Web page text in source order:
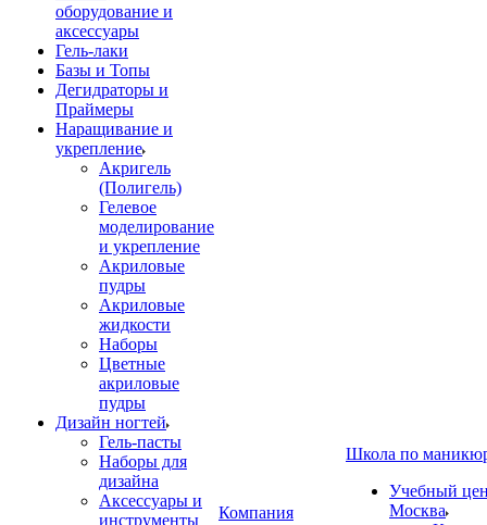
оборудование и
аксессуары
Гель-лаки
Базы и Топы
Дегидраторы и
Праймеры
Наращивание и
укрепление
Акригель
(Полигель)
Гелевое
моделирование
и укрепление
Акриловые
пудры
Акриловые
жидкости
Наборы
Цветные
акриловые
пудры
Дизайн ногтей
Гель-пасты
Наборы для
дизайна
Аксессуары и
инструменты
Компания
Школа по
Учебный
Москва